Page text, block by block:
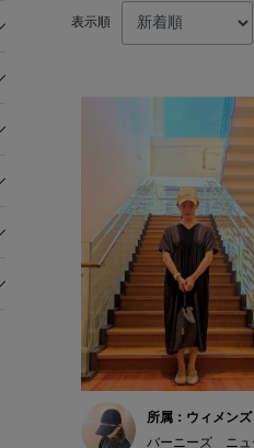
表示順
所属：ウィメンズ
バーニーズ ニュ